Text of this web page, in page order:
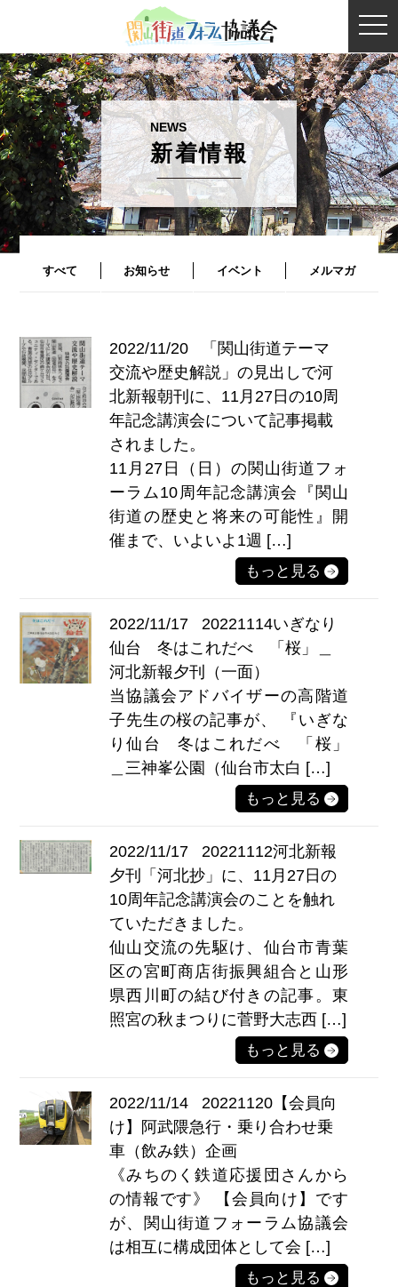
新着情報
すべて お知らせ イベント メルマガ
2022/11/20
「関山街道テーマ
交流や歴史解説」の見出しで河
北新報朝刊に、11月27日の10周
年記念講演会について記事掲載
されました。
11月27日（日）の関山街道フォ
ーラム10周年記念講演会『関山
街道の歴史と将来の可能性』開
催まで、いよいよ1週 […]
もっと見る
2022/11/17
20221114いぎなり
仙台 冬はこれだべ 「桜」＿
河北新報夕刊（一面）
当協議会アドバイザーの高階道
子先生の桜の記事が、 『いぎな
り仙台 冬はこれだべ 「桜」
＿三神峯公園（仙台市太白 […]
もっと見る
2022/11/17
20221112河北新報
夕刊「河北抄」に、11月27日の
10周年記念講演会のことを触れ
ていただきました。
仙山交流の先駆け、仙台市青葉
区の宮町商店街振興組合と山形
県西川町の結び付きの記事。東
照宮の秋まつりに菅野大志西 […]
もっと見る
2022/11/14
20221120【会員向
け】阿武隈急行・乗り合わせ乗
車（飲み鉄）企画
《みちのく鉄道応援団さんから
の情報です》 【会員向け】です
が、関山街道フォーラム協議会
は相互に構成団体として会 […]
もっと見る